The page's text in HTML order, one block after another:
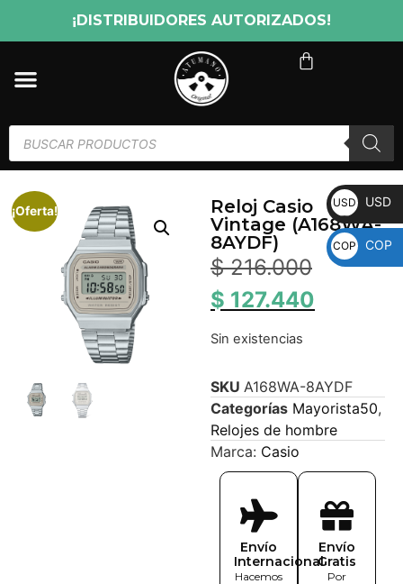
¡DISTRIBUIDORES AUTORIZADOS!
¡Oferta!
Reloj Casio
Vintage (A168WA-
8AYDF)
$216.000
$ 127.440
Sin existencias
SKU A168WA-8AYDF
Categorías Mayorista50,
Relojes de hombre
Marca: Casio
Envío
Internacional
Hacemos
Envío
Gratis
Por
USD USD
COP COP